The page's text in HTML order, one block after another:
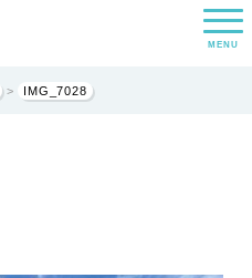
MENU
> IMG_7028